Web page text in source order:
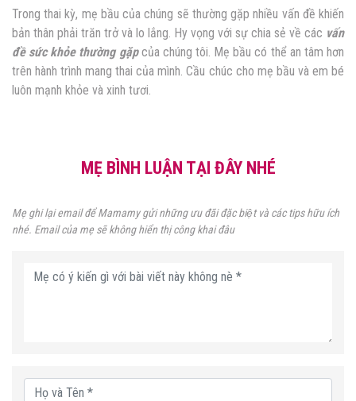
Trong thai kỳ, mẹ bầu của chúng sẽ thường gặp nhiều vấn đề khiến
bản thân phải trăn trở và lo lắng. Hy vọng với sự chia sẻ về các vấn
đề sức khỏe thường gặpcủa chúng tôi. Mẹ bầu có thể an tâm hơn
trên hành trình mang thai của mình. Cầu chúc cho mẹ bầu và em bé
luôn mạnh khỏe và xinh tươi.
MẸ BÌNH LUẬN TẠI ĐÂY NHÉ
Mẹ ghi lại email để Mamamy gửi những ưu đãi đặc biệt và các tips hữu ích
nhé. Email của mẹ sẽ không hiển thị công khai đâu